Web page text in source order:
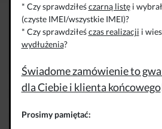
* Czy sprawdziłeśczarną listęi
(czyste IMEI/wszystkie IMEI)?
* Czy sprawdziłeśczas realizacji i
wydłużenia?
Świadome zamówienie to
dla Ciebie i klienta końcowego
Prosimy pamiętać: